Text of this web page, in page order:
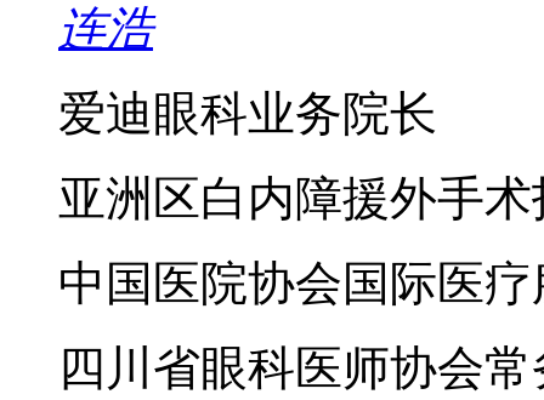
连浩
爱迪眼科业务院长
亚洲区白内障援外手
中国医院协会国际医
四川省眼科医师协会